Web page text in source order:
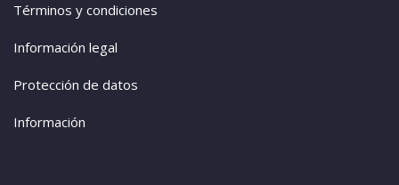
Términos y condiciones
Información legal
Protección de datos
Información